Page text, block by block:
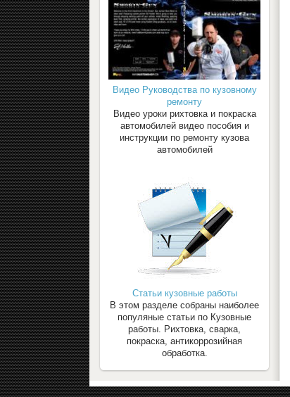
Видео Руководства по кузовному
ремонту
Видео уроки рихтовка и покраска
автомобилей видео пособия и
инструкции по ремонту кузова
автомобилей
Статьи кузовные работы
В этом разделе собраны наиболее
популяные статьи по Кузовные
работы. Рихтовка, сварка,
покраска, антикоррозийная
обработка.